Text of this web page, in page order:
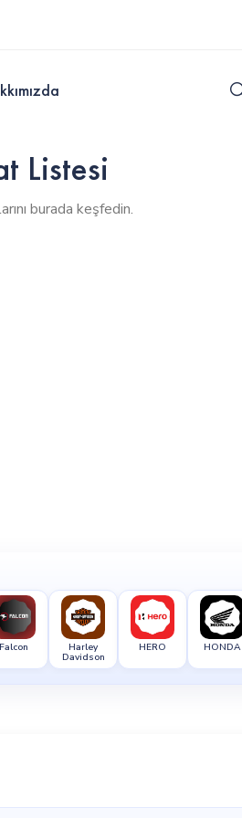
Listesi
burada keşfedin.
Falcon Harley
Davidson
HERO HONDA